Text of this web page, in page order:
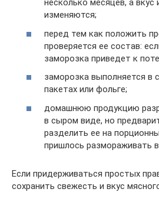
несколько месяцев, а вкус
изменяются;
перед тем как положить
проверяется ее состав:
заморозка приведет к
заморозка выполняется в
пакетах или фольге;
домашнюю продукцию
в сыром виде, но
разделить ее на
пришлось размораживать
Если придерживаться простых
сохранить свежесть и вкус